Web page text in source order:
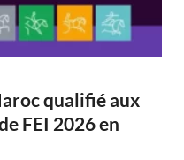
qualifié aux
FEI 2026 en